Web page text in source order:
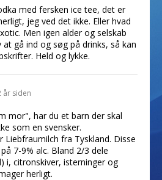
med fersken ice tee, det er
jeg ved det ikke. Eller hvad
Men igen alder og selskab
gå ind og søg på drinks, så kan
Held og lykke.
år siden
mor", har du et barn der skal
som en svensker.
Liebfraumilch fra Tyskland. Disse
7-9% alc. Bland 2/3 dele
i, citronskiver, isterninger og
herligt.